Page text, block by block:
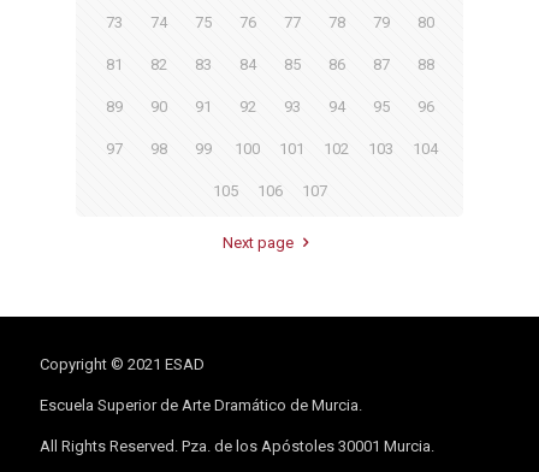
73 74 75 76 77 78 79 80
81 82 83 84 85 86 87 88
89 90 91 92 93 94 95 96
97 98 99 100 101 102 103 104
105 106 107
Next page
Copyright © 2021 ESAD
Escuela Superior de Arte Dramático de Murcia.
All Rights Reserved. Pza. de los Apóstoles 30001 Murcia.